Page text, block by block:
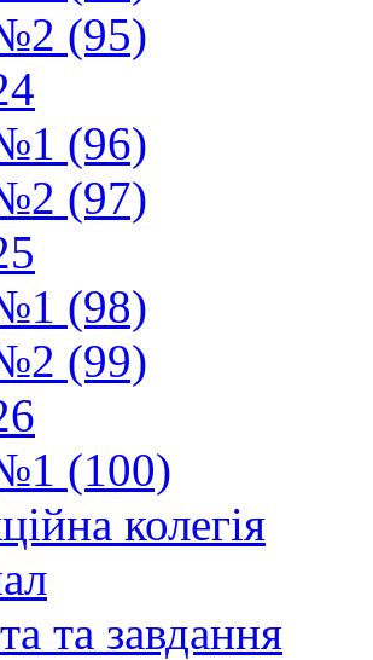
(95)
(96)
(97)
(98)
(99)
(100)
колегія
та завдання